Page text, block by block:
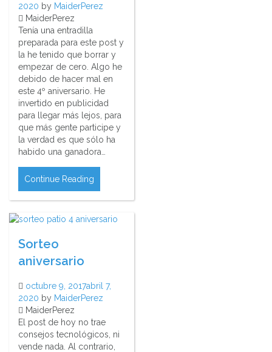
2020 by MaiderPerez
MaiderPerez
Tenía una entradilla
preparada para este post y
la he tenido que borrar y
empezar de cero. Algo he
debido de hacer mal en
este 4º aniversario. He
invertido en publicidad
para llegar más lejos, para
que más gente participe y
la verdad es que sólo ha
habido una ganadora…
Continue Reading
Sorteo
aniversario
octubre 9, 2017abril 7,
2020 by MaiderPerez
MaiderPerez
El post de hoy no trae
consejos tecnológicos, ni
vende nada. Al contrario,